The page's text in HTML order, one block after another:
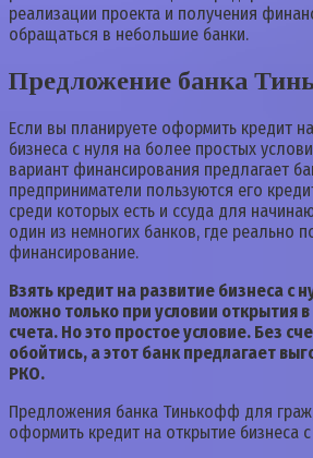
реализации проекта и получения
обращаться в небольшие банки.
Предложение банка
Если вы планируете оформить кредит
бизнеса с нуля на более простых
вариант финансирования предлагает
предприниматели пользуются его
среди которых есть и ссуда для
один из немногих банков, где реально
финансирование.
Взять кредит на развитие бизнеса с
можно только при условии открытия
счета. Но это простое условие. Без
обойтись, а этот банк предлагает
РКО.
Предложения банка Тинькофф для
оформить кредит на открытие бизнеса